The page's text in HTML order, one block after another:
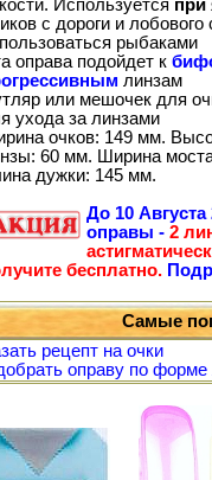
Используется при
с дороги и
рыбаками
оправа подойдет к
линзам
или мешочек для
ухода за линзами
очков: 149 мм.
60 мм. Ширина
дужки: 145 мм.
До 10 Августа
оправы - 2
бесплатно.
Самые
рецепт на очки
оправу по форме